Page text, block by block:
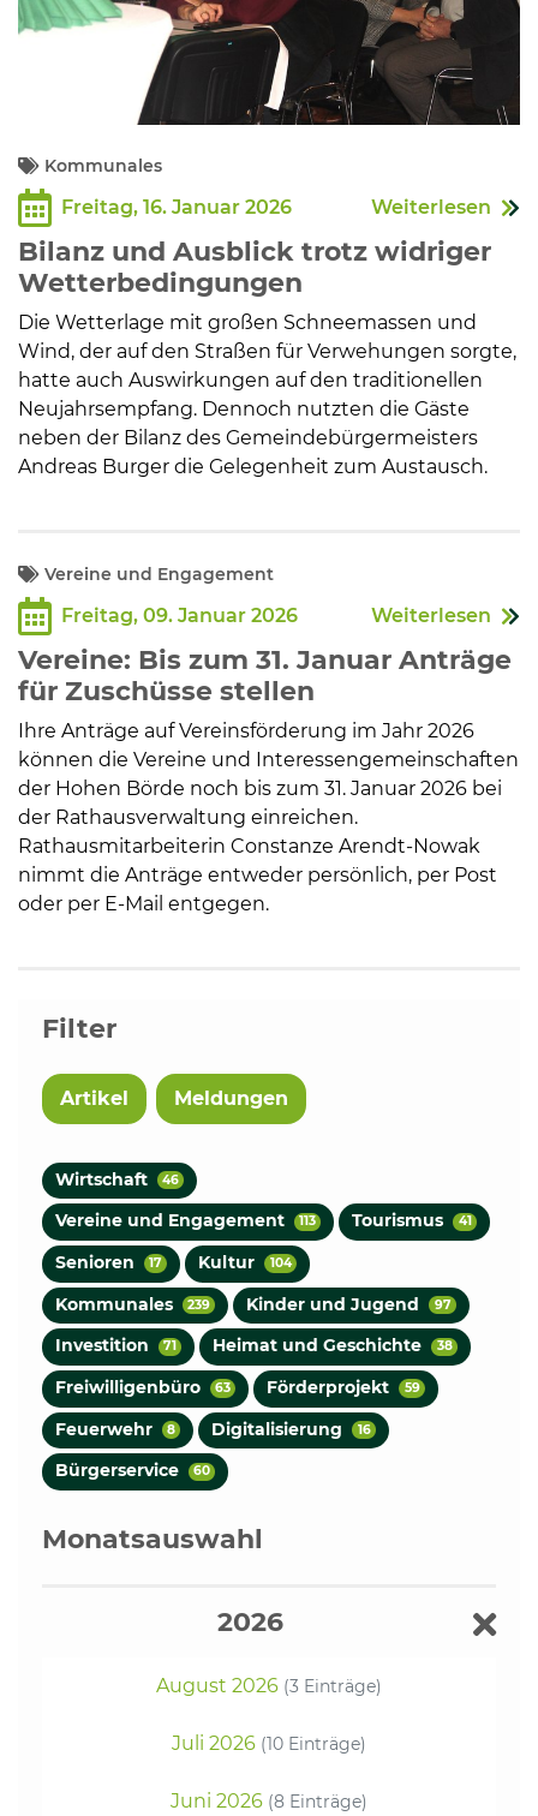
Kommunales
Freitag, 16. Januar 2026 Weiterlesen
Bilanz und Ausblick trotz widriger
Wetterbedingungen
Die Wetterlage mit großen Schneemassen und
Wind, der auf den Straßen für Verwehungen sorgte,
hatte auch Auswirkungen auf den traditionellen
Neujahrsempfang. Dennoch nutzten die Gäste
neben der Bilanz des Gemeindebürgermeisters
Andreas Burger die Gelegenheit zum Austausch.
Vereine und Engagement
Freitag, 09. Januar 2026 Weiterlesen
Vereine: Bis zum 31. Januar Anträge
für Zuschüsse stellen
Ihre Anträge auf Vereinsförderung im Jahr 2026
können die Vereine und Interessengemeinschaften
der Hohen Börde noch bis zum 31. Januar 2026 bei
der Rathausverwaltung einreichen.
Rathausmitarbeiterin Constanze Arendt-Nowak
nimmt die Anträge entweder persönlich, per Post
oder per E-Mail entgegen.
Filter
Artikel Meldungen
Wirtschaft 46
Vereine und Engagement 113 Tourismus 41
Senioren 17 Kultur 104
Kommunales 239 Kinder und Jugend 97
Investition 71 Heimat und Geschichte 38
Freiwilligenbüro 63 Förderprojekt 59
Feuerwehr 8 Digitalisierung 16
Bürgerservice 60
Monatsauswahl
2026
August 2026 (3 Einträge)
Juli 2026 (10 Einträge)
Juni 2026 (8 Einträge)